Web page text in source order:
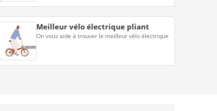
Meilleur vélo électrique pliant
On vous aide à trouver le meilleur vélo électrique